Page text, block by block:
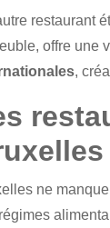
restaurant
offre une
,
ne